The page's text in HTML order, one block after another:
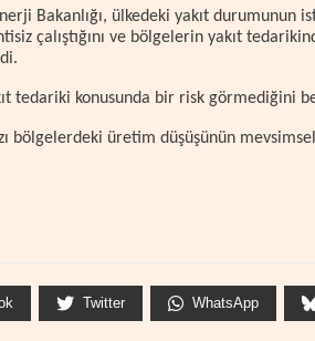
Bakanlığı, ülkedeki yakıt durumunun
çalıştığını ve bölgelerin yakıt
tedariki konusunda bir risk görmediğini
bölgelerdeki üretim düşüşünün mevsimsel
Twitter WhatsApp